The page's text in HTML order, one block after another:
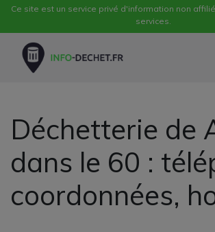
Ce site est un service privé d'information non
services.
Déchetterie de
dans le 60 :
coordonnées,